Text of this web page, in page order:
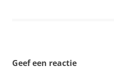
Geef een reactie